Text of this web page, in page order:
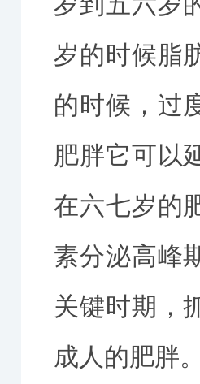
岁的时候脂
的时候，过
肥胖它可以
在六七岁的
素分泌高峰
关键时期，
成人的肥胖